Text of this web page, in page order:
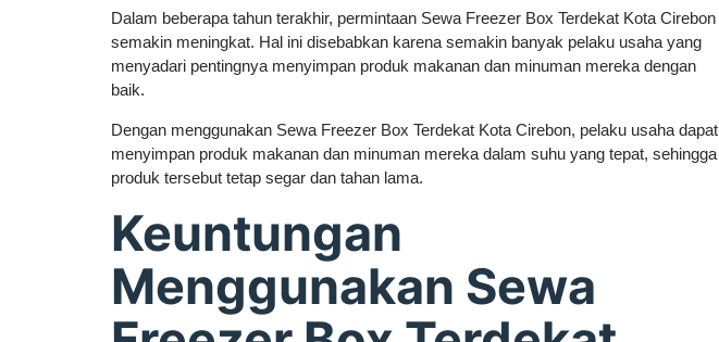
Dalam beberapa tahun terakhir, permintaan Sewa Freezer Box Terdekat Kota Cirebon
semakin meningkat. Hal ini disebabkan karena semakin banyak pelaku usaha yang
menyadari pentingnya menyimpan produk makanan dan minuman mereka dengan
baik.
Dengan menggunakan Sewa Freezer Box Terdekat Kota Cirebon, pelaku usaha dapat
menyimpan produk makanan dan minuman mereka dalam suhu yang tepat, sehingga
produk tersebut tetap segar dan tahan lama.
Keuntungan
Menggunakan Sewa